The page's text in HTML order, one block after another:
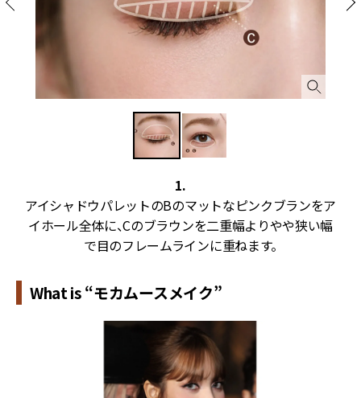
1.
アイシャドウパレットのBのマットなピンクブランをア
イホール全体に、Cのブラウンを二重幅よりやや狭い幅
で目のフレームラインに重ねます。
What is “モカムースメイク”